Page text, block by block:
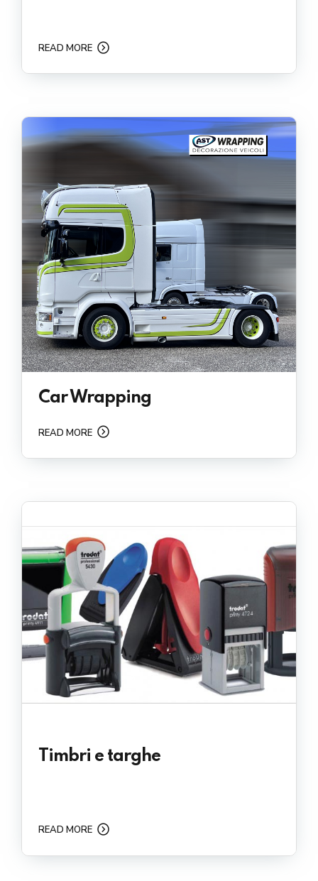
READ MORE
Car Wrapping
READ MORE
Timbri e targhe
READ MORE